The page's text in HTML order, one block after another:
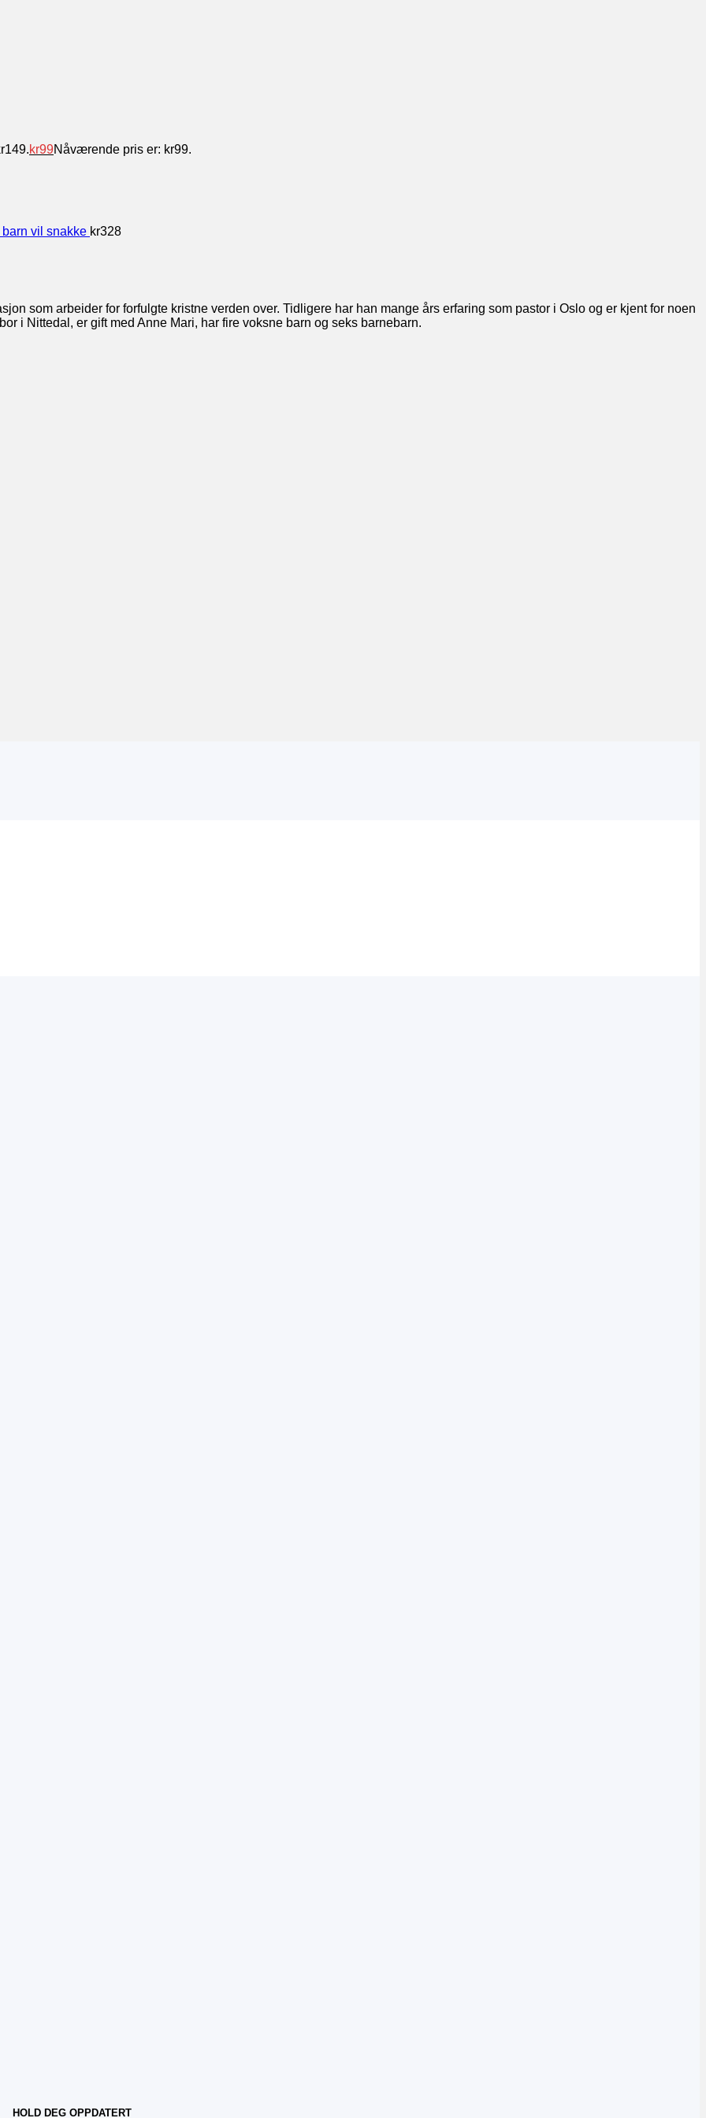
kr99Nåværende pris er: kr99.
vil snakke kr328
som arbeider for forfulgte kristne verden over. Tidligere har han mange års erfaring som pastor i Oslo og er kjent for noen
i Nittedal, er gift med Anne Mari, har fire voksne barn og seks barnebarn.
HOLD DEG OPPDATERT